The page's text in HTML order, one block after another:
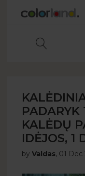
PADARYK
KALĖDŲ
IDĖJOS, 1
by Valdas, 01 Dec